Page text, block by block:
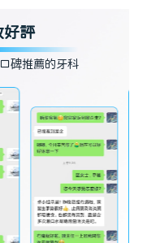
好評
碑推薦的牙科